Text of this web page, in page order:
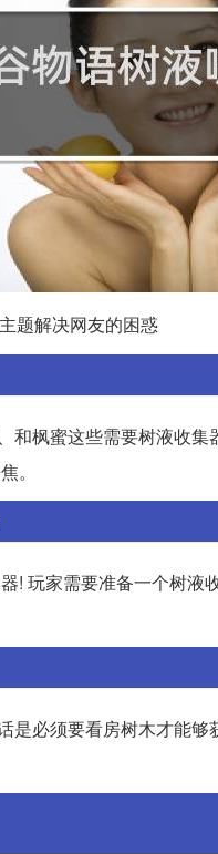
题解决网友的困惑
和枫蜜这些需要树液收
。
! 玩家需要准备一个树
是必须要看房树木才能